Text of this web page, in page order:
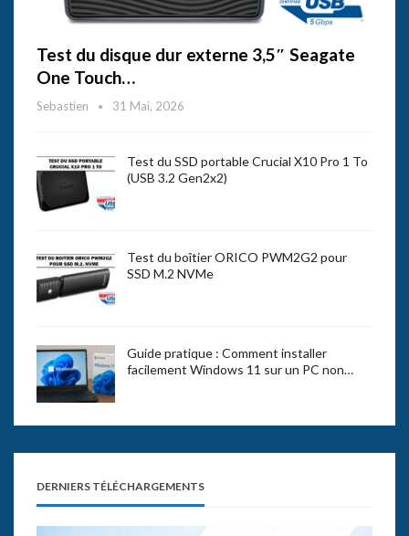
Test du disque dur externe 3,5″ Seagate
One Touch…
Sebastien 31 Mai, 2026
Test du SSD portable Crucial X10 Pro 1 To
(USB 3.2 Gen2x2)
Test du boîtier ORICO PWM2G2 pour
SSD M.2 NVMe
Guide pratique : Comment installer
facilement Windows 11 sur un PC non…
DERNIERS TÉLÉCHARGEMENTS